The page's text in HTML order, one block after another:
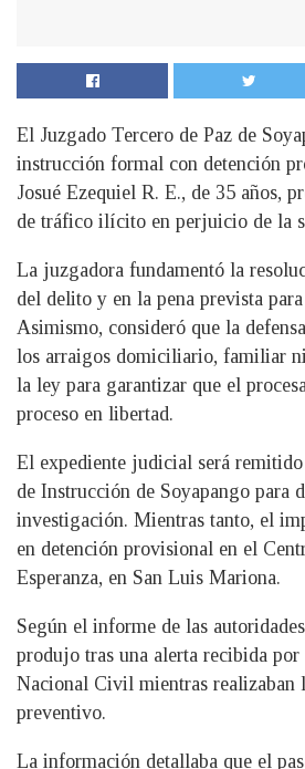
El Juzgado Tercero de Paz de
instrucción formal con detención
Josué Ezequiel R. E., de 35 años,
de tráfico ilícito en perjuicio de la
La juzgadora fundamentó la
del delito y en la pena prevista
Asimismo, consideró que la
los arraigos domiciliario, familiar
la ley para garantizar que el
proceso en libertad.
El expediente judicial será
de Instrucción de Soyapango para
investigación. Mientras tanto, el
en detención provisional en el
Esperanza, en San Luis Mariona.
Según el informe de las
produjo tras una alerta recibida
Nacional Civil mientras realizaban
preventivo.
La información detallaba que el